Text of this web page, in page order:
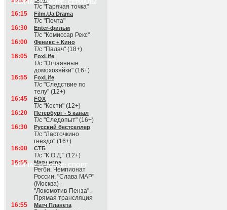
СЕЙЧАС В ЭФИРЕ: СЕРИАЛЫ
Т/с "Гарячая точка"
16:15
Film.Ua Drama
Т/с "Почта"
16:30
Enter-фильм
Т/с "Комиссар Рекс"
16:00
Феникс + Кино
Т/с "Палач" (18+)
16:05
FoxLife
Т/с "Отчаянные
домохозяйки" (16+)
16:55
FoxLife
Т/с "Следствие по
телу" (12+)
16:45
FOX
Т/с "Кости" (12+)
16:20
Петербург - 5 канал
Т/с "Следопыт" (16+)
16:30
Русский бестселлер
Т/с "Ласточкино
гнездо" (16+)
16:00
СТБ
Т/с "К.О.Д." (12+)
СЕЙЧАС В ЭФИРЕ: СПОРТ
16:55 Матч игра
Регби. Чемпионат
России. "Слава МАР"
(Москва) -
"Локомотив-Пенза".
Прямая трансляция
16:55
Матч Планета